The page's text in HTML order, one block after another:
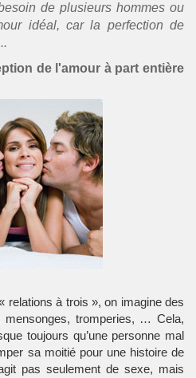
de plusieurs hommes ou
idéal, car la perfection de
de l'amour à part entière
relations à trois », on imagine des
mensonges, tromperies, … Cela,
toujours qu’une personne mal
sa moitié pour une histoire de
pas seulement de sexe, mais